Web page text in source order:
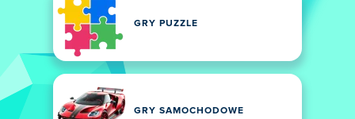
GRY PUZZLE
GRY SAMOCHODOWE